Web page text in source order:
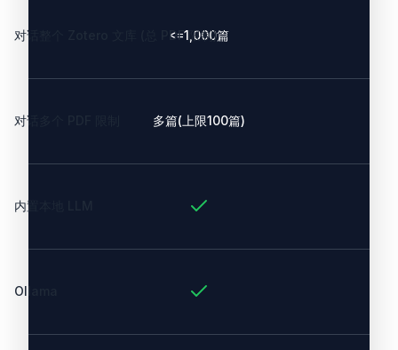
对话整个 Zotero 文库 (总 PDF 限制)
<=1,000篇
对话多个 PDF 限制 多篇(上限100篇)
内置本地 LLM
Ollama